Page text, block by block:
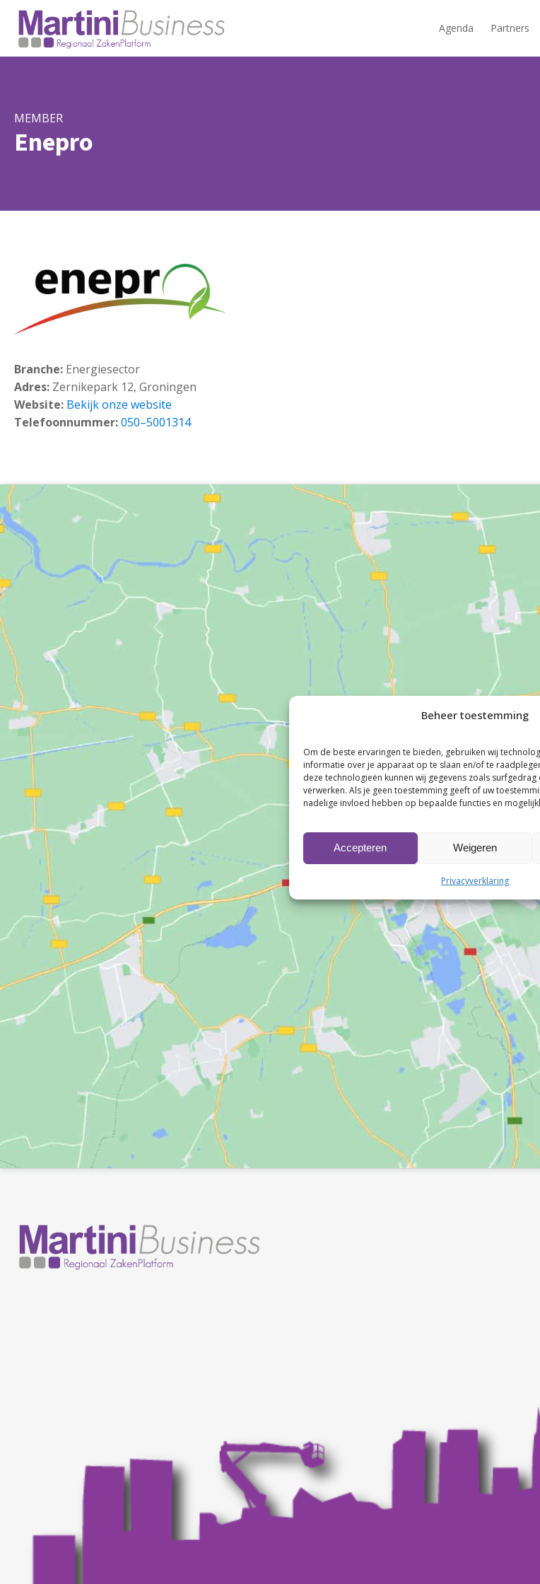
Beheer toestemming
Om de beste ervaringen te bieden, gebruiken wij
informatie over je apparaat op te slaan en/of te
deze technologieën kunnen wij gegevens zoals
verwerken. Als je geen toestemming geeft of uw
nadelige invloed hebben op bepaalde functies en
Accepteren Weigeren
Privacyverklaring
Agenda Partners
MEMBER
Enepro
Branche: Energiesector
Adres: Zernikepark 12, Groningen
Website: Bekijk onze website
Telefoonnummer:050–5001314
deze inhoud in te schakelen